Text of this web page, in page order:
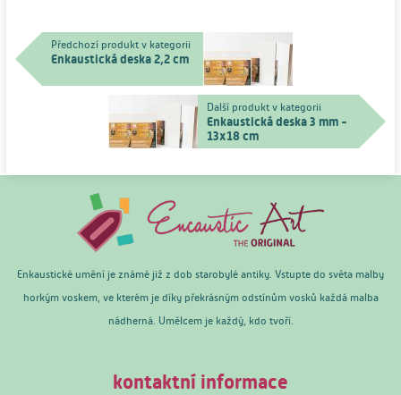
Předchozí produkt v kategorii
Enkaustická deska 2,2 cm
Další produkt v kategorii
Enkaustická deska 3 mm -
13x18 cm
Enkaustické umění je známé již z dob starobylé antiky. Vstupte do světa malby
horkým voskem, ve kterém je díky překrásným odstínům vosků každá malba
nádherná. Umělcem je každý, kdo tvoří.
kontaktní informace